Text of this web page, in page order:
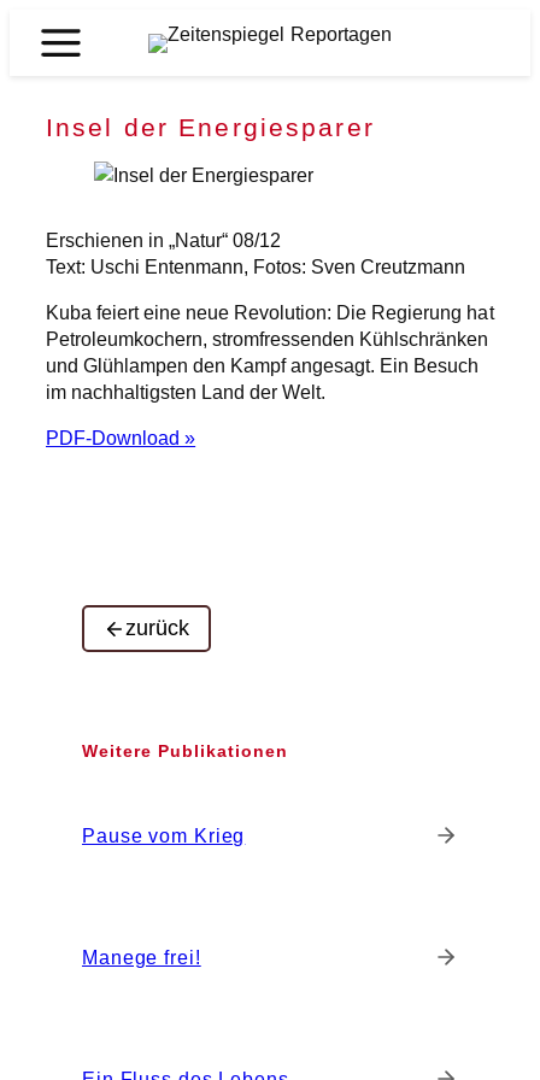
Inhalt
Zeitenspiegel
Insel der Energiesparer
Erschienen in „Natur“ 08/12
Text: Uschi Entenmann, Fotos: Sven Creutzmann
Kuba feiert eine neue Revolution: Die Regierung hat
Petroleumkochern, stromfressenden Kühlschränken
und Glühlampen den Kampf angesagt. Ein Besuch
im nachhaltigsten Land der Welt.
PDF-Download »
zurück
Weitere Publikationen
Pause vom Krieg
Manege frei!